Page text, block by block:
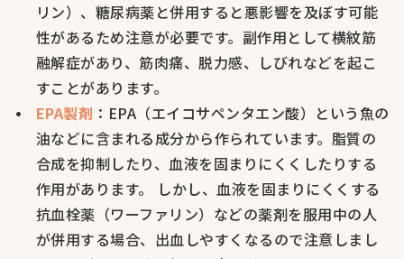
リン）、糖尿病薬と併用すると悪影響を及ぼす可能
性があるため注意が必要です。副作用として横紋筋
融解症があり、筋肉痛、脱力感、しびれなどを起こ
すことがあります。
EPA製剤 ：EPA（エイコサペンタエン酸）という魚の
油などに含まれる成分から作られています。脂質の
合成を抑制したり、血液を固まりにくくしたりする
作用があります。 しかし、血液を固まりにくくする
抗血栓薬（ワーファリン）などの薬剤を服用中の人
が併用する場合、出血しやすくなるので注意しまし